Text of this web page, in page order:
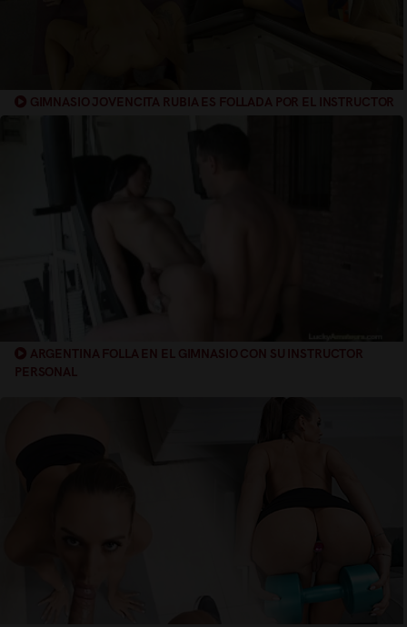
GIMNASIO JOVENCITA RUBIA ES FOLLADA POR EL INSTRUCTOR
ARGENTINA FOLLA EN EL GIMNASIO CON SU INSTRUCTOR
PERSONAL